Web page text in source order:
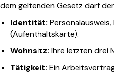
dem geltenden Gesetz darf
Identität:
(Aufenthaltskarte).
Wohnsitz: Ihre letzten drei
Tätigkeit: Ein